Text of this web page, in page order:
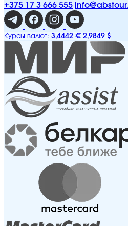
+375 17 3 666 555
Курсы валют: 3,4442 € 2,9849 $